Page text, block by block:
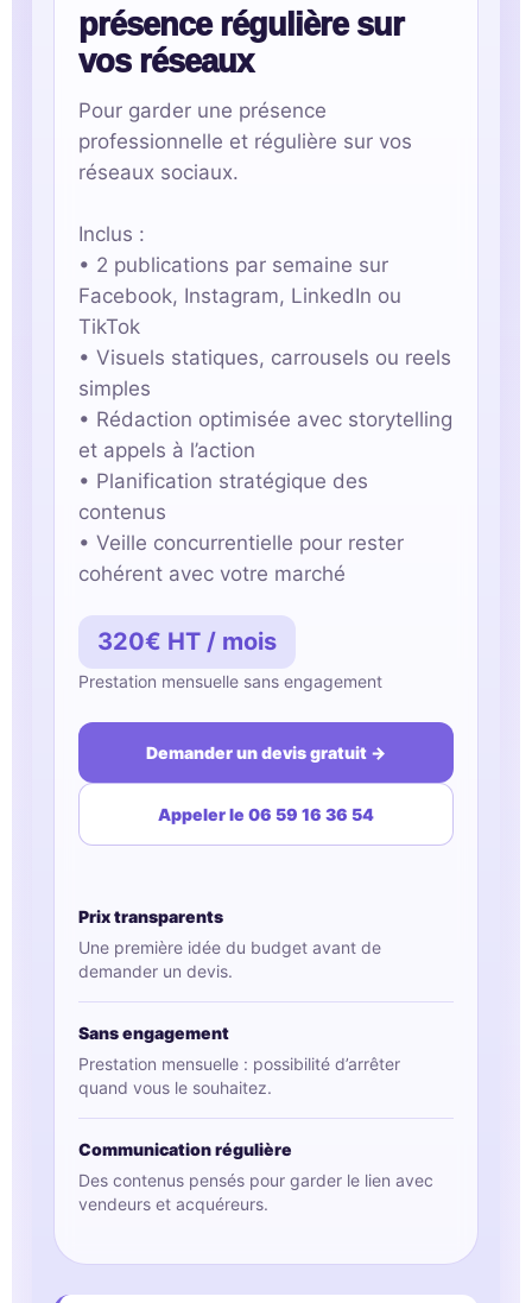
présence régulière sur
vos réseaux
Pour garder une présence
professionnelle et régulière sur vos
réseaux sociaux.
Inclus :
• 2 publications par semaine sur
Facebook, Instagram, LinkedIn ou
TikTok
• Visuels statiques, carrousels ou reels
simples
• Rédaction optimisée avec storytelling
et appels à l’action
• Planification stratégique des
contenus
• Veille concurrentielle pour rester
cohérent avec votre marché
320€ HT / mois
Prestation mensuelle sans engagement
Demander un devis gratuit →
Appeler le 06 59 16 36 54
Prix transparents
Une première idée du budget avant de
demander un devis.
Sans engagement
Prestation mensuelle : possibilité d’arrêter
quand vous le souhaitez.
Communication régulière
Des contenus pensés pour garder le lien avec
vendeurs et acquéreurs.